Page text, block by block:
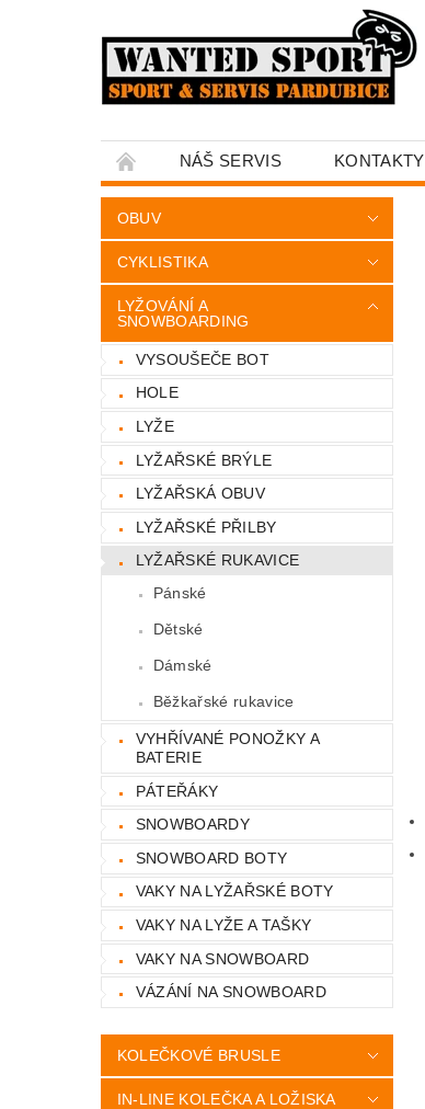
NÁŠ SERVIS KONTAKTY
OBUV
CYKLISTIKA
LYŽOVÁNÍ A
SNOWBOARDING
VYSOUŠEČE BOT
HOLE
LYŽE
LYŽAŘSKÉ BRÝLE
LYŽAŘSKÁ OBUV
LYŽAŘSKÉ PŘILBY
LYŽAŘSKÉ RUKAVICE
Pánské
Dětské
Dámské
Běžkařské rukavice
VYHŘÍVANÉ PONOŽKY A
BATERIE
PÁTEŘÁKY
SNOWBOARDY
SNOWBOARD BOTY
VAKY NA LYŽAŘSKÉ BOTY
VAKY NA LYŽE A TAŠKY
VAKY NA SNOWBOARD
VÁZÁNÍ NA SNOWBOARD
KOLEČKOVÉ BRUSLE
IN-LINE KOLEČKA A LOŽISKA